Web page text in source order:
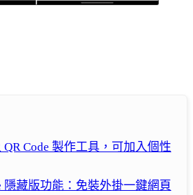
QR Code 製作工具，可加入個性
隱藏版功能：免裝外掛一鍵網頁